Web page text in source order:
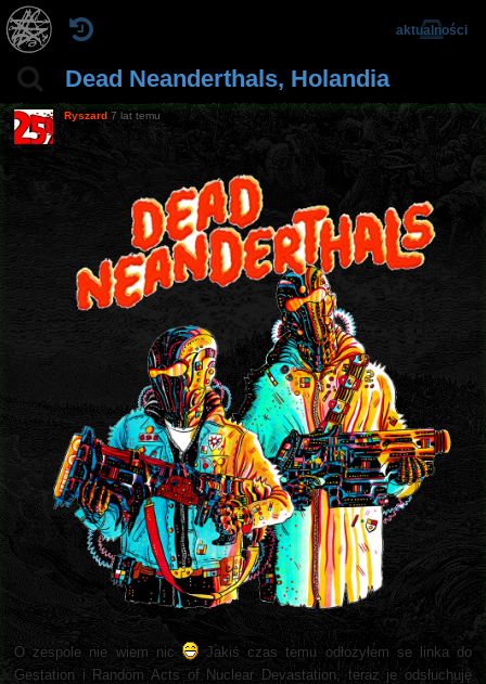
Dead Neanderthals, Holandia
aktualności
Ryszard 7 lat temu
O zespole nie wiem nic
Jakiś czas temu odłożyłem se linka do
Gestation i Random Acts of Nuclear Devastation, teraz je odsłuchuję